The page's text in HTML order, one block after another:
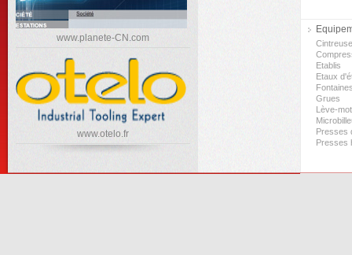
www.planete-CN.com
www.otelo.fr
Etablis
Etaux
Grues
Lève-
Presses
Presses